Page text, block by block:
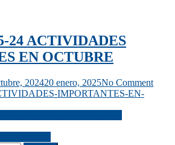
24 ACTIVIDADES
EN OCTUBRE
202420 enero, 2025No Comment
IMPORTANTES-EN-